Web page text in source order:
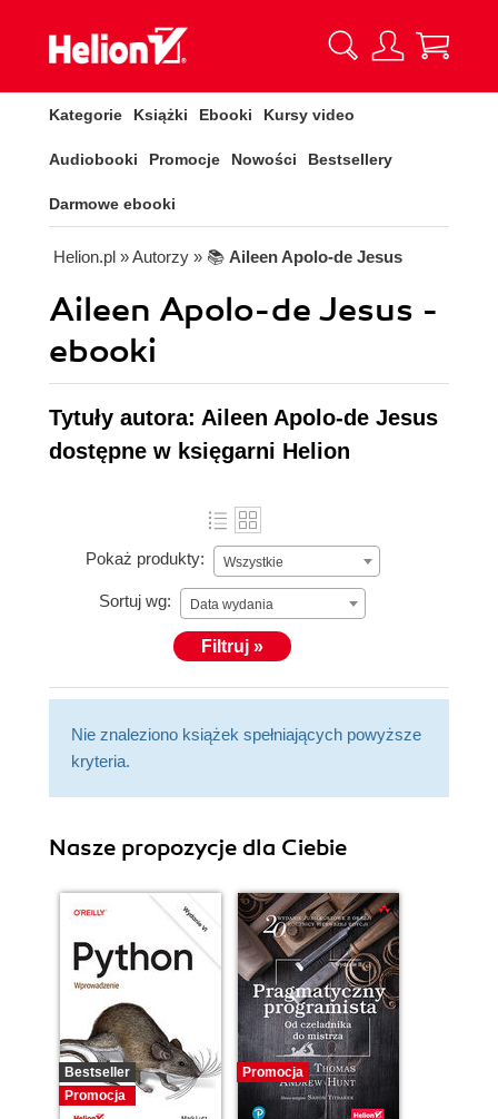
Kategorie Książki Ebooki Kursy video
Audiobooki Promocje Nowości Bestsellery
Darmowe ebooki
Helion.pl » Autorzy » 📚 Aileen Apolo-de Jesus
Aileen Apolo-de Jesus -
ebooki
Tytuły autora: Aileen Apolo-de Jesus
dostępne w księgarni Helion
Pokaż produkty: Wszystkie
Sortuj wg: Data wydania
Filtruj »
Nie znaleziono książek spełniających powyższe
kryteria.
Nasze propozycje dla Ciebie
Bestseller
Promocja
Promocja